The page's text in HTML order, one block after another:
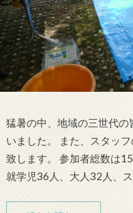
猛暑の中、地域の三世代
いました。 また、スタッ
致します。 参加者総数は
就学児36人、大人32人、